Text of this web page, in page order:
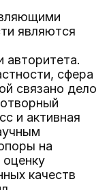
являются
авторитета.
сфера
связано дело
и активная
на
качеств